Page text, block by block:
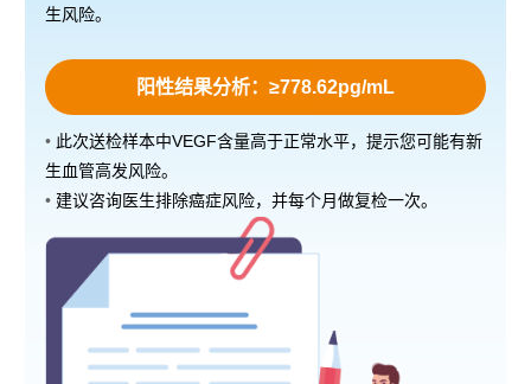
生风险。
阳性结果分析：≥778.62pg/mL
• 此次送检样本中VEGF含量高于正常水平，提示您可能有新
生血管高发风险。
• 建议咨询医生排除癌症风险，并每个月做复检一次。